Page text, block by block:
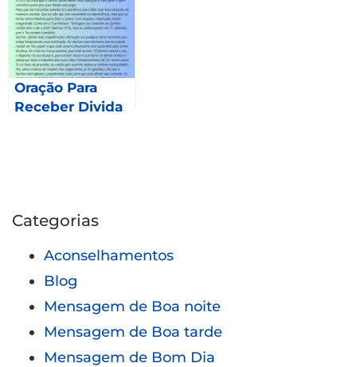
Oração Para
Receber Divida
Categorias
Aconselhamentos
Blog
Mensagem de Boa noite
Mensagem de Boa tarde
Mensagem de Bom Dia